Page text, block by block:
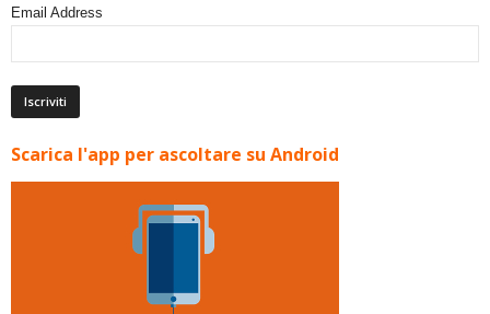
Email Address
Scarica l'app per ascoltare su Android